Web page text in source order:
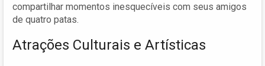
compartilhar momentos inesquecíveis com seus amigos
de quatro patas.
Atrações Culturais e Artísticas